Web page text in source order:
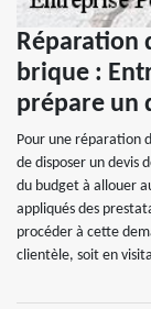
Réparation
brique :
prépare un
Pour une réparation
de disposer un devis
du budget à allouer
appliqués des
procéder à cette
clientèle, soit en